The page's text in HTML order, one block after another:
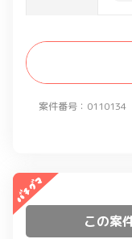
案件番号：0110134
この案